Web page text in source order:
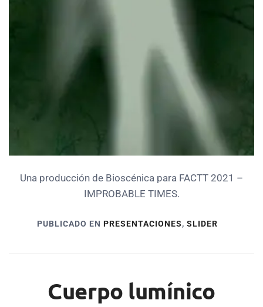
Una producción de Bioscénica para FACTT 2021 –
IMPROBABLE TIMES.
PUBLICADO EN PRESENTACIONES, SLIDER
Cuerpo lumínico